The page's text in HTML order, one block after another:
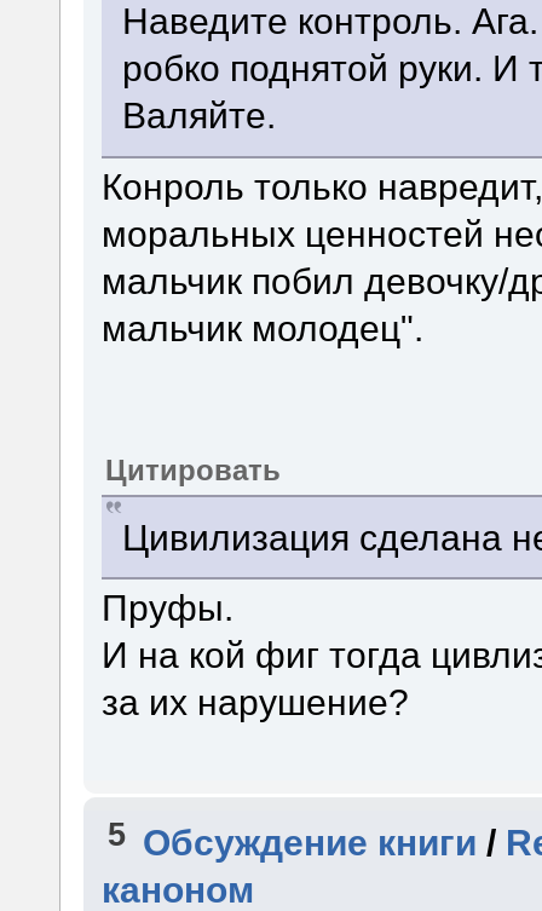
Наведите контроль.
робко поднятой руки. И
Валяйте.
Конроль только
моральных ценностей
мальчик побил девочку/
мальчик молодец".
Цитировать
Цивилизация сделана
Пруфы.
И на кой фиг тогда
за их нарушение?
5 Обсуждение книги /
каноном